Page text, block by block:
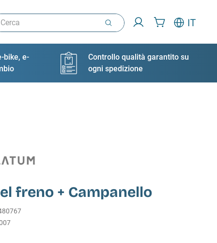
IT
bike, e-
Controllo qualità garantito su
ogni spedizione
freno + Campanello